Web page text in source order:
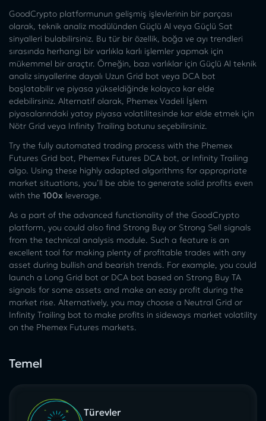
GoodCrypto platformunun gelişmiş işlevlerinin bir parçası
olarak, teknik analiz modülünden Güçlü Al veya Güçlü Sat
sinyalleri bulabilirsiniz. Bu tür bir özellik, boğa ve ayı trendleri
sırasında herhangi bir varlıkla karlı işlemler yapmak için
mükemmel bir araçtır. Örneğin, bazı varlıklar için Güçlü Al teknik
analiz sinyallerine dayalı Uzun Grid bot veya DCA bot
başlatabilir ve piyasa yükseldiğinde kolayca kar elde
edebilirsiniz. Alternatif olarak, Phemex Vadeli İşlem
piyasalarındaki yatay piyasa volatilitesinde kar elde etmek için
Nötr Grid veya Infinity Trailing botunu seçebilirsiniz.
Try the fully automated trading process with the Phemex
Futures Grid bot, Phemex Futures DCA bot, or Infinity Trailing
algo. Using these highly adapted algorithms for appropriate
market situations, you’ll be able to generate solid profits even
with the 100x leverage.
As a part of the advanced functionality of the GoodCrypto
platform, you could also find Strong Buy or Strong Sell signals
from the technical analysis module. Such a feature is an
excellent tool for making plenty of profitable trades with any
asset during bullish and bearish trends. For example, you could
launch a Long Grid bot or DCA bot based on Strong Buy TA
signals for some assets and make an easy profit during the
market rise. Alternatively, you may choose a Neutral Grid or
Infinity Trailing bot to make profits in sideways market volatility
on the Phemex Futures markets.
Temel
Türevler